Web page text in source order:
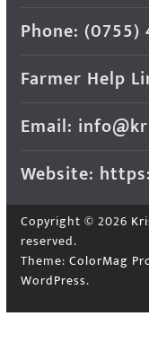
Phone: (0755)
Farmer Help
Email:
Website:
Copyright © 2026
reserved.
Theme: ColorMag
WordPress.